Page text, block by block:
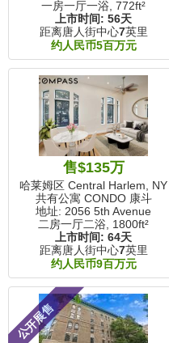
一房一厅一浴, 772ft²
上市时间: 56天
距离唐人街中心7英里
约人民币5百万元
售$135万
哈莱姆区 Central Harlem, NY
共有公寓 CONDO 康斗
地址: 2056 5th Avenue
二房一厅二浴, 1800ft²
上市时间: 64天
距离唐人街中心7英里
约人民币9百万元
公开展售